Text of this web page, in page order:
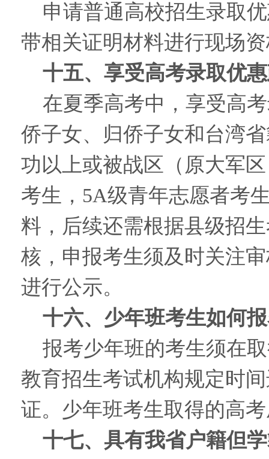
申请普通高校招生录取
带相关证明材料进行现场
十五、享受高考录取优
在夏季高考中，享受高
侨子女、归侨子女和台湾
功以上或被战区（原大军
考生，5A级青年志愿者考
料，后续还需根据县级招
核，申报考生须及时关注
进行公示。
十六、少年班考生如何
报考少年班的考生须在
教育招生考试机构规定时
证。少年班考生取得的高
十七、具有我省户籍但